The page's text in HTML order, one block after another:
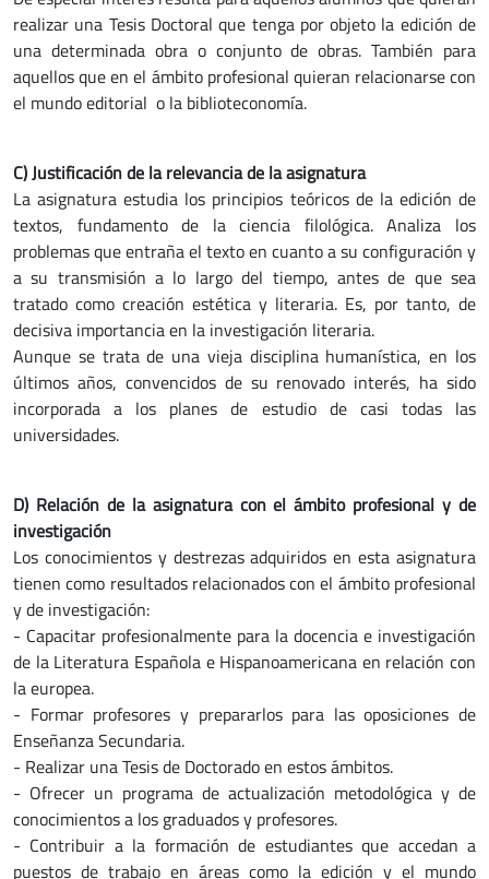
realizar una Tesis Doctoral que tenga por objeto la edición de
una determinada obra o conjunto de obras. También para
aquellos que en el ámbito profesional quieran relacionarse con
el mundo editorial o la biblioteconomía.
C) Justificación de la relevancia de la asignatura
La asignatura estudia los principios teóricos de la edición de
textos, fundamento de la ciencia filológica. Analiza los
problemas que entraña el texto en cuanto a su configuración y
a su transmisión a lo largo del tiempo, antes de que sea
tratado como creación estética y literaria. Es, por tanto, de
decisiva importancia en la investigación literaria.
Aunque se trata de una vieja disciplina humanística, en los
últimos años, convencidos de su renovado interés, ha sido
incorporada a los planes de estudio de casi todas las
universidades.
D) Relación de la asignatura con el ámbito profesional y de
investigación
Los conocimientos y destrezas adquiridos en esta asignatura
tienen como resultados relacionados con el ámbito profesional
y de investigación:
- Capacitar profesionalmente para la docencia e investigación
de la Literatura Española e Hispanoamericana en relación con
la europea.
- Formar profesores y prepararlos para las oposiciones de
Enseñanza Secundaria.
- Realizar una Tesis de Doctorado en estos ámbitos.
- Ofrecer un programa de actualización metodológica y de
conocimientos a los graduados y profesores.
- Contribuir a la formación de estudiantes que accedan a
puestos de trabajo en áreas como la edición y el mundo